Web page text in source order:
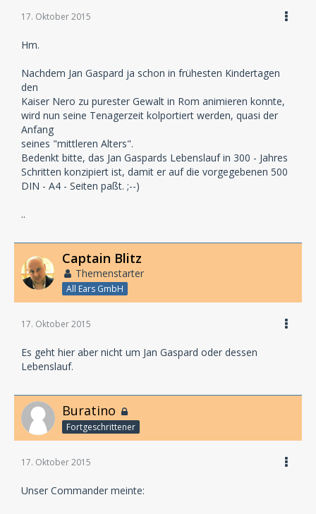
17. Oktober 2015
Hm.
Nachdem Jan Gaspard ja schon in frühesten Kindertagen
den
Kaiser Nero zu purester Gewalt in Rom animieren konnte,
wird nun seine Tenagerzeit kolportiert werden, quasi der
Anfang
seines "mittleren Alters".
Bedenkt bitte, das Jan Gaspards Lebenslauf in 300 - Jahres
Schritten konzipiert ist, damit er auf die vorgegebenen 500
DIN - A4 - Seiten paßt. ;--)
..
Captain Blitz
Themenstarter
All Ears GmbH
17. Oktober 2015
Es geht hier aber nicht um Jan Gaspard oder dessen
Lebenslauf.
Buratino
Fortgeschrittener
17. Oktober 2015
Unser Commander meinte: